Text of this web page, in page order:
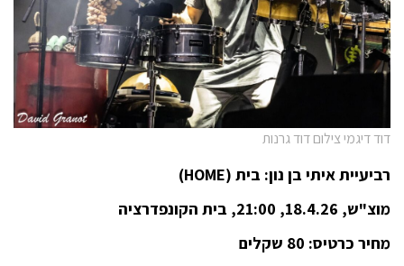
דוד דיגמי צילום דוד גרנות
רביעיית איתי בן נון: בית (HOME
)
מוצ"ש, 18.4.26, 21:00, בית הקונפדרציה
מחיר כרטיס: 80 שקלים